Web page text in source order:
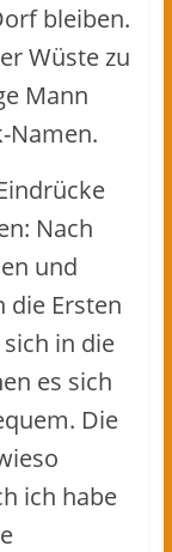
bleiben.
Wüste zu
Mann
Namen.
Nach
und
die Ersten
in die
es sich
Die
ich habe